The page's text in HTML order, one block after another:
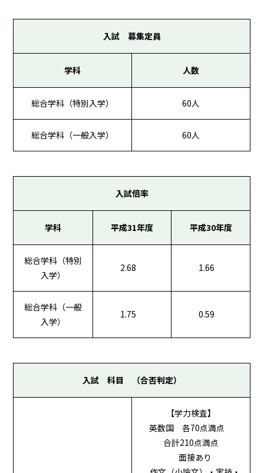
入試 募集定員
学科 人数
総合学科（特別入学） 60人
総合学科（一般入学） 60人
入試倍率
学科 平成31年度 平成30年度
総合学科（特別
入学）
2.68 1.66
総合学科（一般
入学）
1.75 0.59
入試 科目 （合否判定）
【学力検査】
英数国 各70点満点
合計210点満点
面接あり